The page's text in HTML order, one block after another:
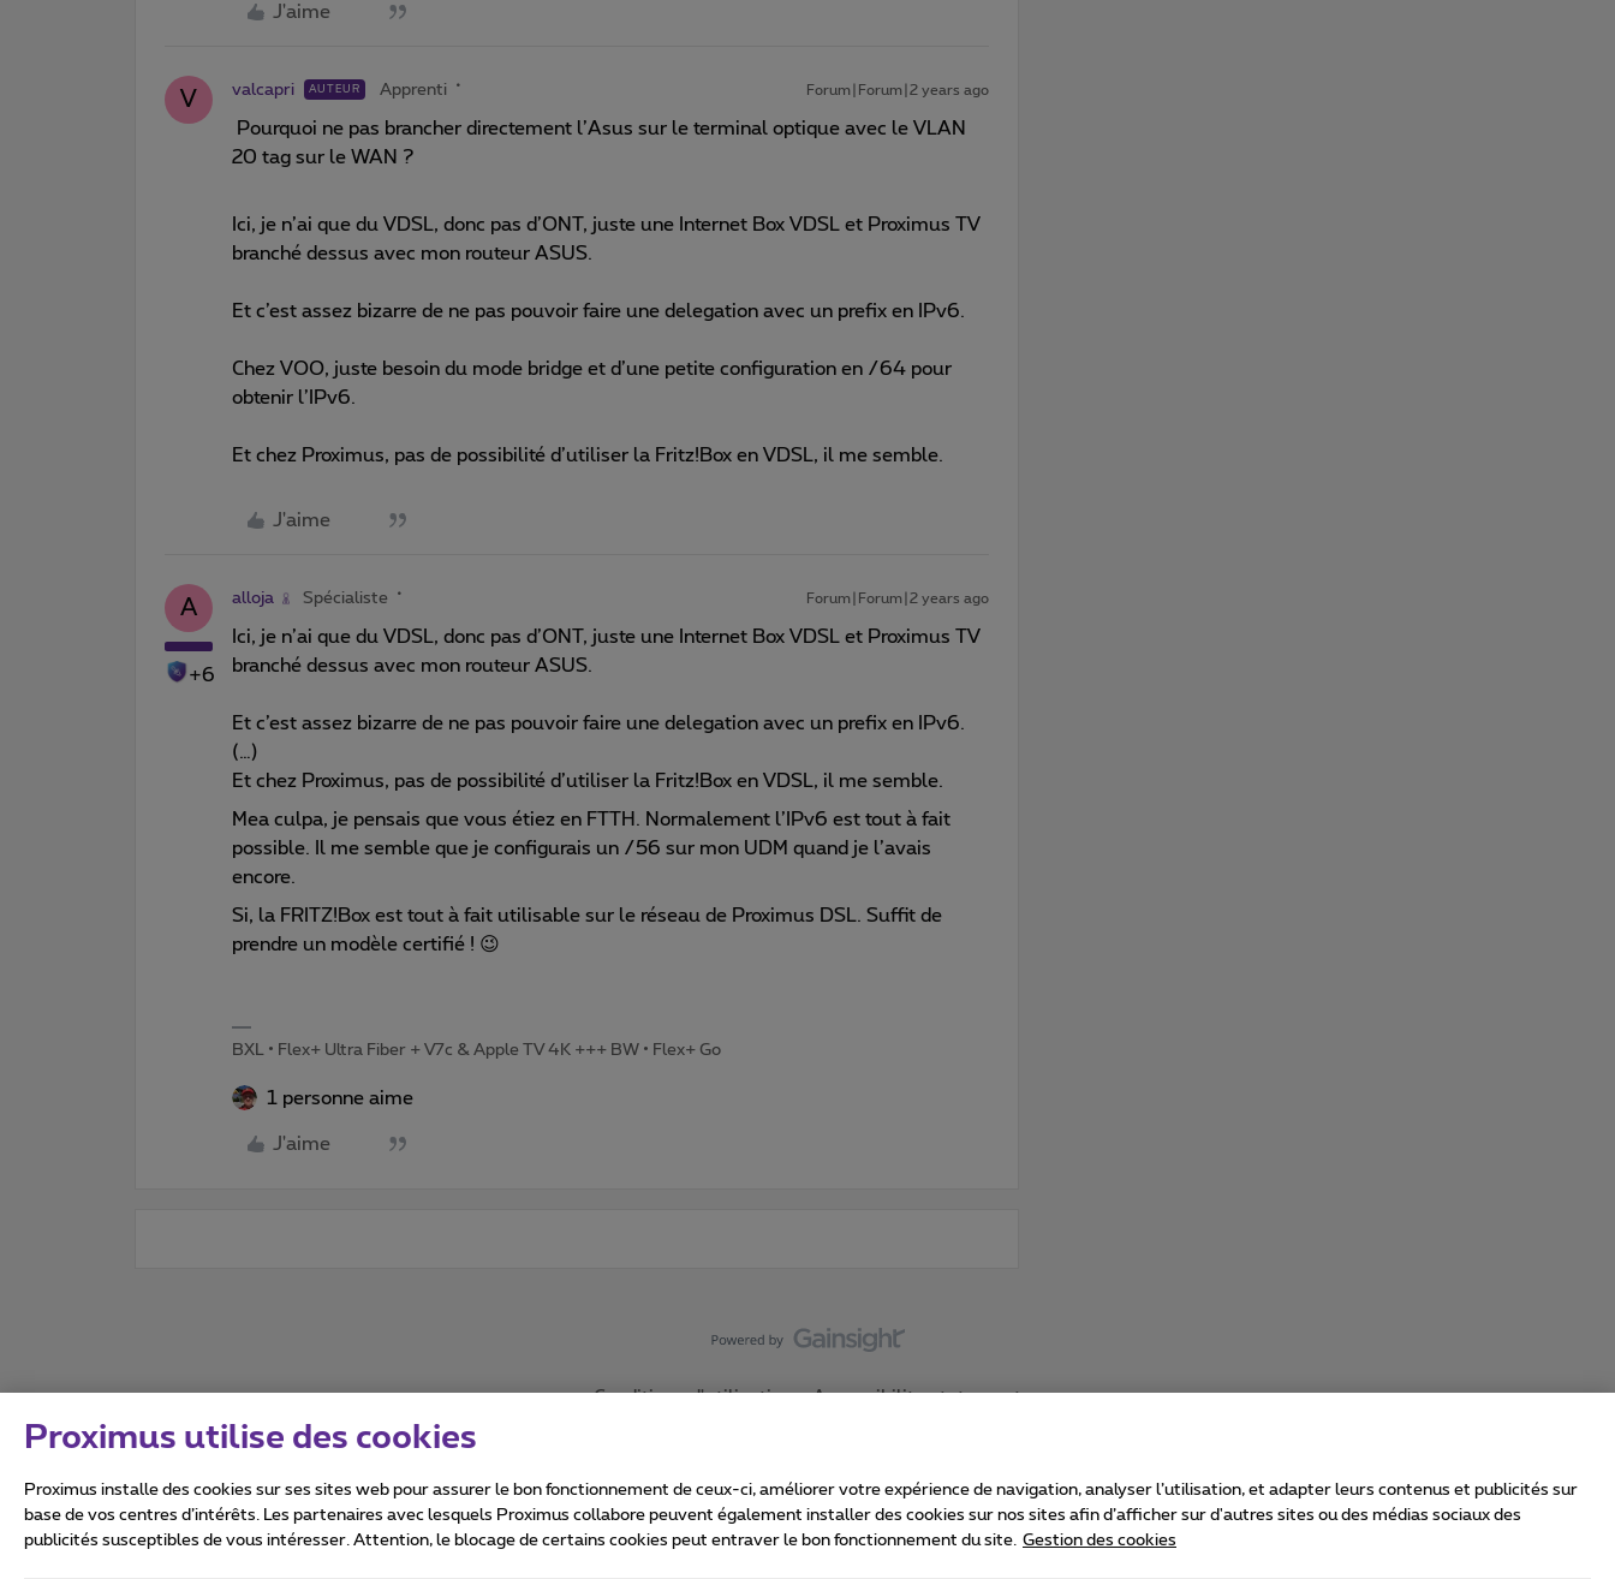
J'aime
V valcapri AUTEUR Apprenti Forum|Forum|2 years ago
Pourquoi ne pas brancher directement l’Asus sur le terminal optique avec le VLAN
20 tag sur le WAN ?
Ici, je n’ai que du VDSL, donc pas d’ONT, juste une Internet Box VDSL et Proximus TV
branché dessus avec mon routeur ASUS.
Et c’est assez bizarre de ne pas pouvoir faire une delegation avec un prefix en IPv6.
Chez VOO, juste besoin du mode bridge et d’une petite configuration en /64 pour
obtenir l’IPv6.
Et chez Proximus, pas de possibilité d’utiliser la Fritz!Box en VDSL, il me semble.
J'aime
A
+6
alloja Spécialiste Forum|Forum|2 years ago
Ici, je n’ai que du VDSL, donc pas d’ONT, juste une Internet Box VDSL et Proximus TV
branché dessus avec mon routeur ASUS.
Et c’est assez bizarre de ne pas pouvoir faire une delegation avec un prefix en IPv6.
(…)
Et chez Proximus, pas de possibilité d’utiliser la Fritz!Box en VDSL, il me semble.
Mea culpa, je pensais que vous étiez en FTTH. Normalement l’IPv6 est tout à fait
possible. Il me semble que je configurais un /56 sur mon UDM quand je l’avais
encore.
Si, la FRITZ!Box est tout à fait utilisable sur le réseau de Proximus DSL. Suffit de
prendre un modèle certifié ! 😉
BXL • Flex+ Ultra Fiber + V7c & Apple TV 4K +++ BW • Flex+ Go
1 personne aime
J'aime
Conditions d'utilisation Accessibility statement
Tous droits réservés. ©2026Proximus
Proximus utilise des cookies
Proximus installe des cookies sur ses sites web pour assurer le bon fonctionnement de ceux-ci, améliorer votre expérience de navigation, analyser l’utilisation, et adapter leurs contenus et publicités sur
base de vos centres d’intérêts. Les partenaires avec lesquels Proximus collabore peuvent également installer des cookies sur nos sites afin d’afficher sur d'autres sites ou des médias sociaux des
publicités susceptibles de vous intéresser. Attention, le blocage de certains cookies peut entraver le bon fonctionnement du site. Gestion des cookies